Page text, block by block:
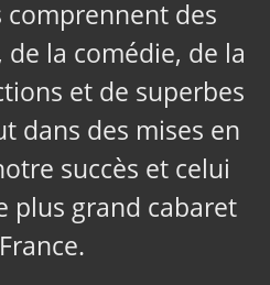
comprennent des
la comédie, de la
et de superbes
dans des mises en
succès et celui
plus grand cabaret